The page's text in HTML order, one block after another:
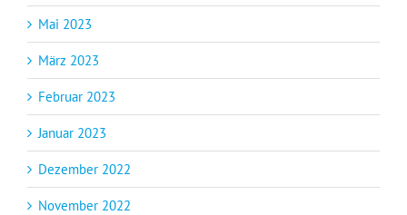
Mai 2023
März 2023
Februar 2023
Januar 2023
Dezember 2022
November 2022